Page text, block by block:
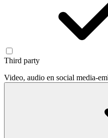
Third party
Video, audio en social media-